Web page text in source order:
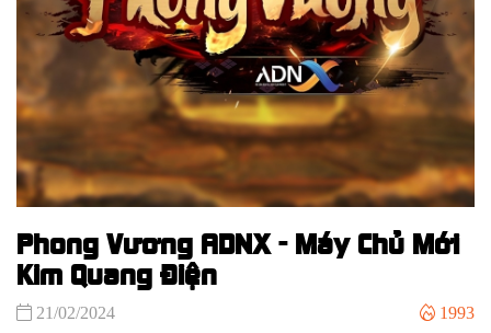
Phong Vương ADNX - Máy Chủ Mới
Kim Quang Điện
21/02/2024 1993